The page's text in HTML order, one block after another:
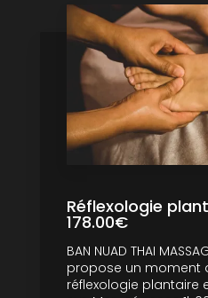
Réflexologie
178.00€
BAN NUAD THAI
propose un moment
réflexologie